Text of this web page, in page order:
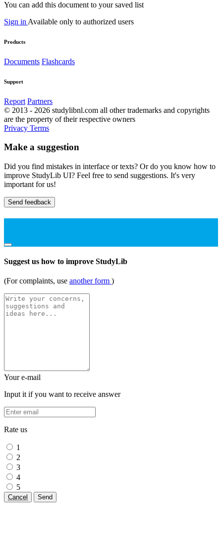
You can add this document to your saved list
Sign in Available only to authorized users
Products
Documents Flashcards
Support
Report Partners
© 2013 - 2026 studylibnl.com all other trademarks and copyrights
are the property of their respective owners
Privacy Terms
Make a suggestion
Did you find mistakes in interface or texts? Or do you know how to
improve StudyLib UI? Feel free to send suggestions. It's very
important for us!
Send feedback
Suggest us how to improve StudyLib
(For complaints, use another form )
Your e-mail
Input it if you want to receive answer
Rate us
1
2
3
4
5
Cancel Send